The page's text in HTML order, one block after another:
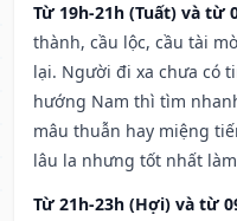
Từ 19h-21h (Tuất) và từ
thành, cầu lộc, cầu tài
lại. Người đi xa chưa có
hướng Nam thì tìm
mâu thuẫn hay miệng
lâu la nhưng tốt nhất
Từ 21h-23h (Hợi) và từ